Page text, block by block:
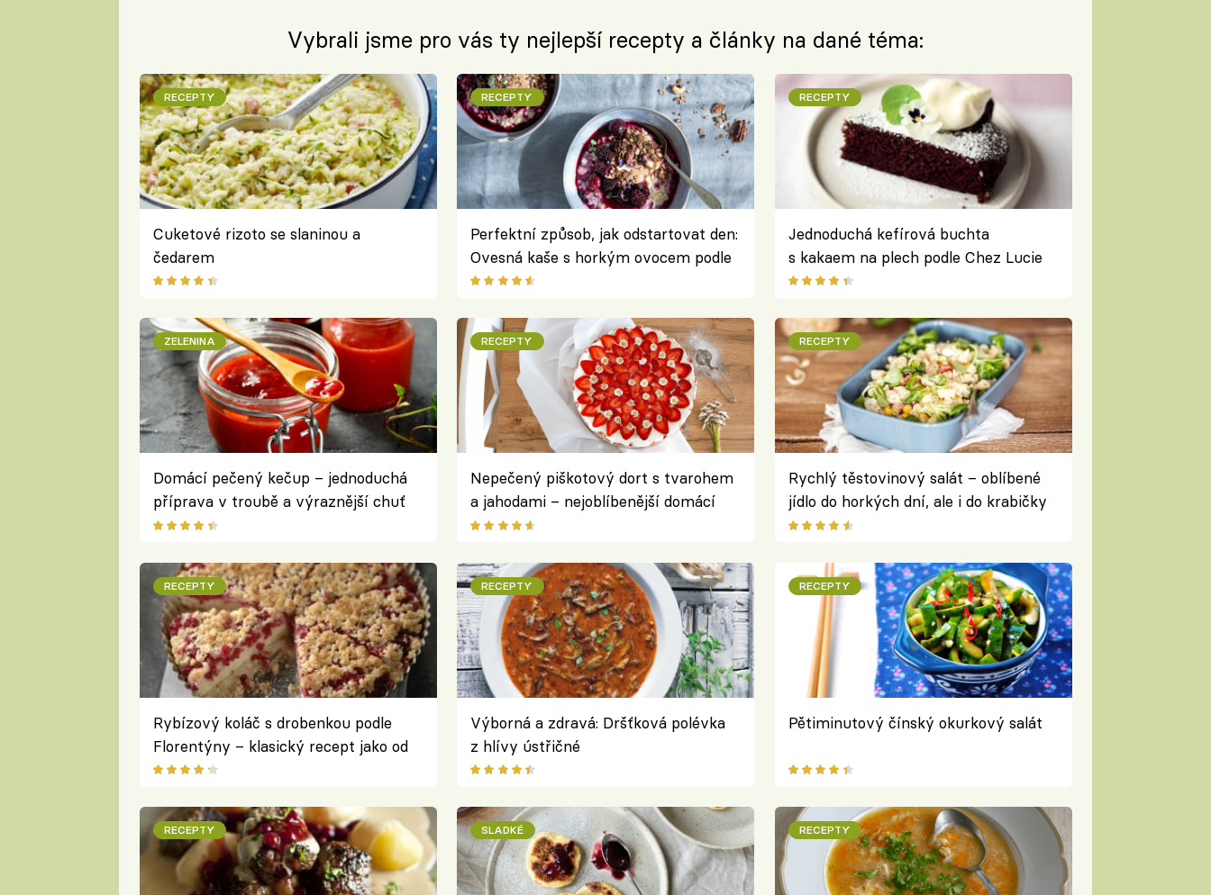
Vybrali jsme pro vás ty nejlepší recepty a články na dané téma:
RECEPTY
Cuketové rizoto se slaninou a
čedarem
RECEPTY
Perfektní způsob, jak odstartovat den:
Ovesná kaše s horkým ovocem podle
Karolíny Fourové
RECEPTY
Jednoduchá kefírová buchta
s kakaem na plech podle Chez Lucie
ZELENINA
Domácí pečený kečup – jednoduchá
příprava v troubě a výraznější chuť
zralých rajčat
RECEPTY
Nepečený piškotový dort s tvarohem
a jahodami – nejoblíbenější domácí
moučník
RECEPTY
Rychlý těstovinový salát – oblíbené
jídlo do horkých dní, ale i do krabičky
na výlet i do práce
RECEPTY
Rybízový koláč s drobenkou podle
Florentýny – klasický recept jako od
babičky
RECEPTY
Výborná a zdravá: Dršťková polévka
z hlívy ústřičné
RECEPTY
Pětiminutový čínský okurkový salát
RECEPTY SLADKÉ RECEPTY